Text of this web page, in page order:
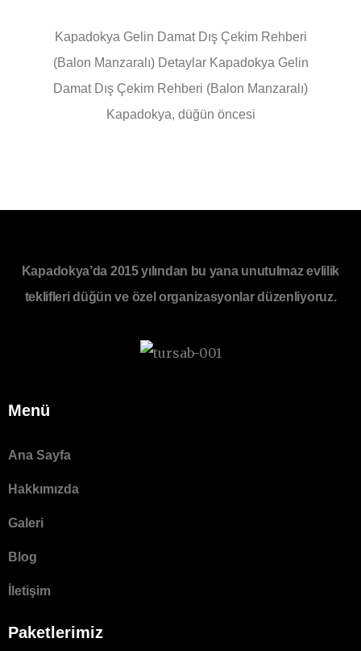
Kapadokya Gelin Damat Dış Çekim Rehberi
(Balon Manzaralı) Detaylar Kapadokya Gelin
Damat Dış Çekim Rehberi (Balon Manzaralı)
Kapadokya, düğün öncesi
Kapadokya’da 2015 yılından bu yana unutulmaz evlilik
teklifleri düğün ve özel organizasyonlar düzenliyoruz.
Menü
Ana Sayfa
Hakkımızda
Galeri
Blog
İletişim
Paketlerimiz